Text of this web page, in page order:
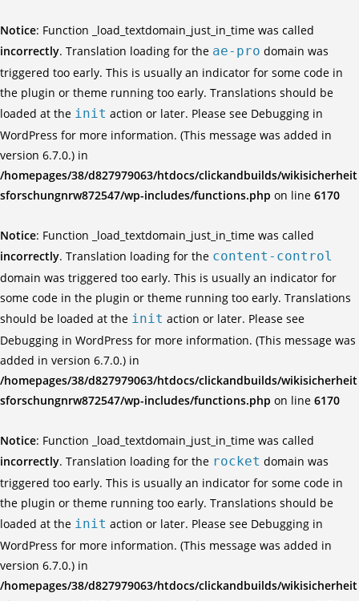
Notice: Function _load_textdomain_just_in_time was called
incorrectly. Translation loading for the ae-pro domain was
triggered too early. This is usually an indicator for some code in
the plugin or theme running too early. Translations should be
loaded at the init action or later. Please see Debugging in
WordPress for more information. (This message was added in
version 6.7.0.) in
/homepages/38/d827979063/htdocs/clickandbuilds/wikisicherheit
sforschungnrw872547/wp-includes/functions.php on line 6170
Notice: Function _load_textdomain_just_in_time was called
incorrectly. Translation loading for the content-control
domain was triggered too early. This is usually an indicator for
some code in the plugin or theme running too early. Translations
should be loaded at the init action or later. Please see
Debugging in WordPress for more information. (This message was
added in version 6.7.0.) in
/homepages/38/d827979063/htdocs/clickandbuilds/wikisicherheit
sforschungnrw872547/wp-includes/functions.php on line 6170
Notice: Function _load_textdomain_just_in_time was called
incorrectly. Translation loading for the rocket domain was
triggered too early. This is usually an indicator for some code in
the plugin or theme running too early. Translations should be
loaded at the init action or later. Please see Debugging in
WordPress for more information. (This message was added in
version 6.7.0.) in
/homepages/38/d827979063/htdocs/clickandbuilds/wikisicherheit